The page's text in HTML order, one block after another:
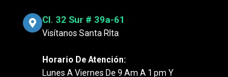
Cl. 32 Sur # 39a-61
Visítanos Santa RIta
Horario De Atención:
Lunes A Viernes De 9 Am A 1 Pm Y